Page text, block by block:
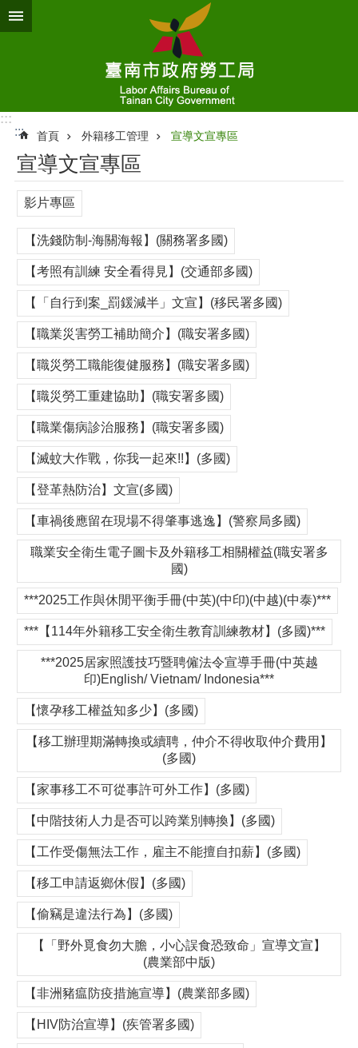
跳到主要內容區塊
:::
:::
首頁 外籍移工管理 宣導文宣專區
宣導文宣專區
影片專區
【洗錢防制-海關海報】(關務署多國)
【考照有訓練 安全看得見】(交通部多國)
【「自行到案_罰鍰減半」文宣】(移民署多國)
【職業災害勞工補助簡介】(職安署多國)
【職災勞工職能復健服務】(職安署多國)
【職災勞工重建協助】(職安署多國)
【職業傷病診治服務】(職安署多國)
【滅蚊大作戰，你我一起來!!】(多國)
【登革熱防治】文宣(多國)
【車禍後應留在現場不得肇事逃逸】(警察局多國)
職業安全衛生電子圖卡及外籍移工相關權益(職安署多
國)
***2025工作與休閒平衡手冊(中英)(中印)(中越)(中泰)***
***【114年外籍移工安全衛生教育訓練教材】(多國)***
***2025居家照護技巧暨聘僱法令宣導手冊(中英越
印)English/ Vietnam/ Indonesia***
【懷孕移工權益知多少】(多國)
【移工辦理期滿轉換或續聘，仲介不得收取仲介費用】
(多國)
【家事移工不可從事許可外工作】(多國)
【中階技術人力是否可以跨業別轉換】(多國)
【工作受傷無法工作，雇主不能擅自扣薪】(多國)
【移工申請返鄉休假】(多國)
【偷竊是違法行為】(多國)
【「野外覓食勿大膽，小心誤食恐致命」宣導文宣】
(農業部中版)
【非洲豬瘟防疫措施宣導】(農業部多國)
【HIV防治宣導】(疾管署多國)